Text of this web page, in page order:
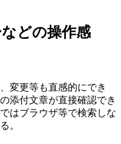
どの操作感
変更等も直感的にでき
添付文章が直接確認でき
はブラウザ等で検索しな
。